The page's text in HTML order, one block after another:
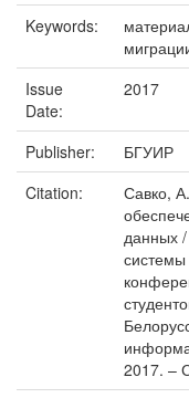
Keywords:
Issue
Date:
2017
Publisher:
БГУИР
Citation:
Савко,
данных
2017. –